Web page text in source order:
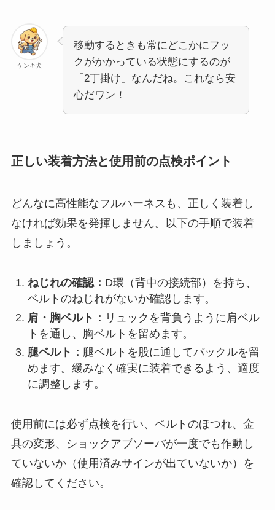
ケンキ犬
移動するときも常にどこかにフッ
クがかかっている状態にするのが
「2丁掛け」なんだね。これなら安
心だワン！
正しい装着方法と使用前の点検ポイント
どんなに高性能なフルハーネスも、正しく装着し
なければ効果を発揮しません。以下の手順で装着
しましょう。
ねじれの確認： D環（背中の接続部）を持ち、
ベルトのねじれがないか確認します。
肩・胸ベルト： リュックを背負うように肩ベル
トを通し、胸ベルトを留めます。
腿ベルト： 腿ベルトを股に通してバックルを留
めます。緩みなく確実に装着できるよう、適度
に調整します。
使用前には必ず点検を行い、ベルトのほつれ、金
具の変形、ショックアブソーバが一度でも作動し
ていないか（使用済みサインが出ていないか）を
確認してください。